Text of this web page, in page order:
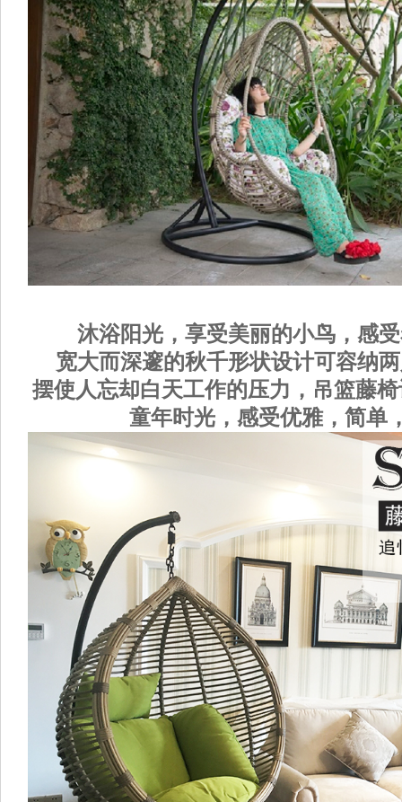
沐浴阳光，享受美丽的小鸟，感
宽大而深邃的秋千形状设计可容纳
摆使人忘却白天工作的压力，吊篮藤
童年时光，感受优雅，简单